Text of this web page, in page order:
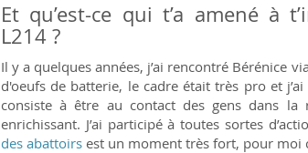
Et qu’est-ce qui t’a amené à
L214 ?
Il y a quelques années, j’ai rencontré Bérénice
d'oeufs de batterie, le cadre était très pro et
consiste à être au contact des gens dans
enrichissant. J’ai participé à toutes sortes
des abattoirs est un moment très fort, pour moi